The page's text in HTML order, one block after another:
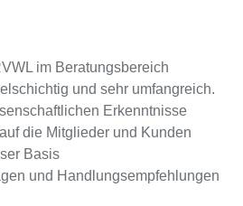
im Beratungsbereich
und sehr umfangreich.
Erkenntnisse
die Mitglieder und Kunden
Basis
und Handlungsempfehlungen